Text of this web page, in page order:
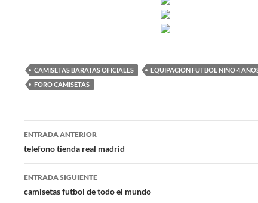
CAMISETAS BARATAS OFICIALES
EQUIPACION FUTBOL NIÑO 4
FORO CAMISETAS
Navegación
de
entradas
ENTRADA ANTERIOR
telefono tienda real madrid
ENTRADA SIGUIENTE
camisetas futbol de todo el mundo